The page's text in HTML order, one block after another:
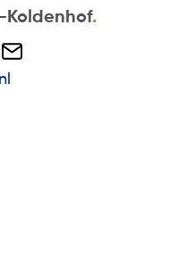
Koldenhof